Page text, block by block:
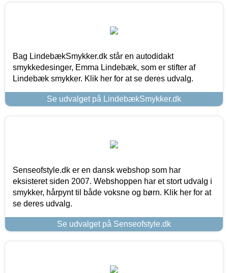
Bag LindebækSmykker.dk står en autodidakt
smykkedesinger, Emma Lindebæk, som er stifter af
Lindebæk smykker. Klik her for at se deres udvalg.
Se udvalget på LindebækSmykker.dk
Senseofstyle.dk er en dansk webshop som har
eksisteret siden 2007. Webshoppen har et stort udvalg i
smykker, hårpynt til både voksne og børn. Klik her for at
se deres udvalg.
Se udvalget på Senseofstyle.dk